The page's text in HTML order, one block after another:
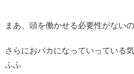
まあ、頭を働かせる必要性がないの
さらにおバカになっていっている
ふふ